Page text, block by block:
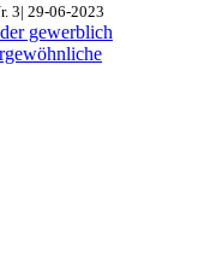
3| 29-06-2023
gewerblich